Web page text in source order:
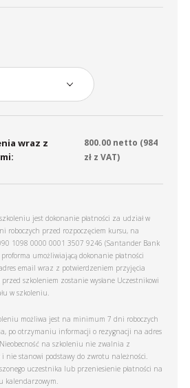
wraz z
800.00 netto (984
zł z VAT)
jest dokonanie płatności za udział w
roboczych przed rozpoczęciem kursu, na
1098 0000 0001 3507 9246 (Santander Bank
umożliwiającą dokonanie płatności
email wraz z potwierdzeniem przyjęcia
szkoleniem zostanie wysłane Uczestnikowi
w szkoleniu.
możliwa jest na minimum 7 dni roboczych
po otrzymaniu informacji o rezygnacji na adres
na szkoleniu nie zwalnia z
nie stanowi podstawy do zwrotu należności.
uczestnika lub przeniesienie płatności na
kalendarzowym.